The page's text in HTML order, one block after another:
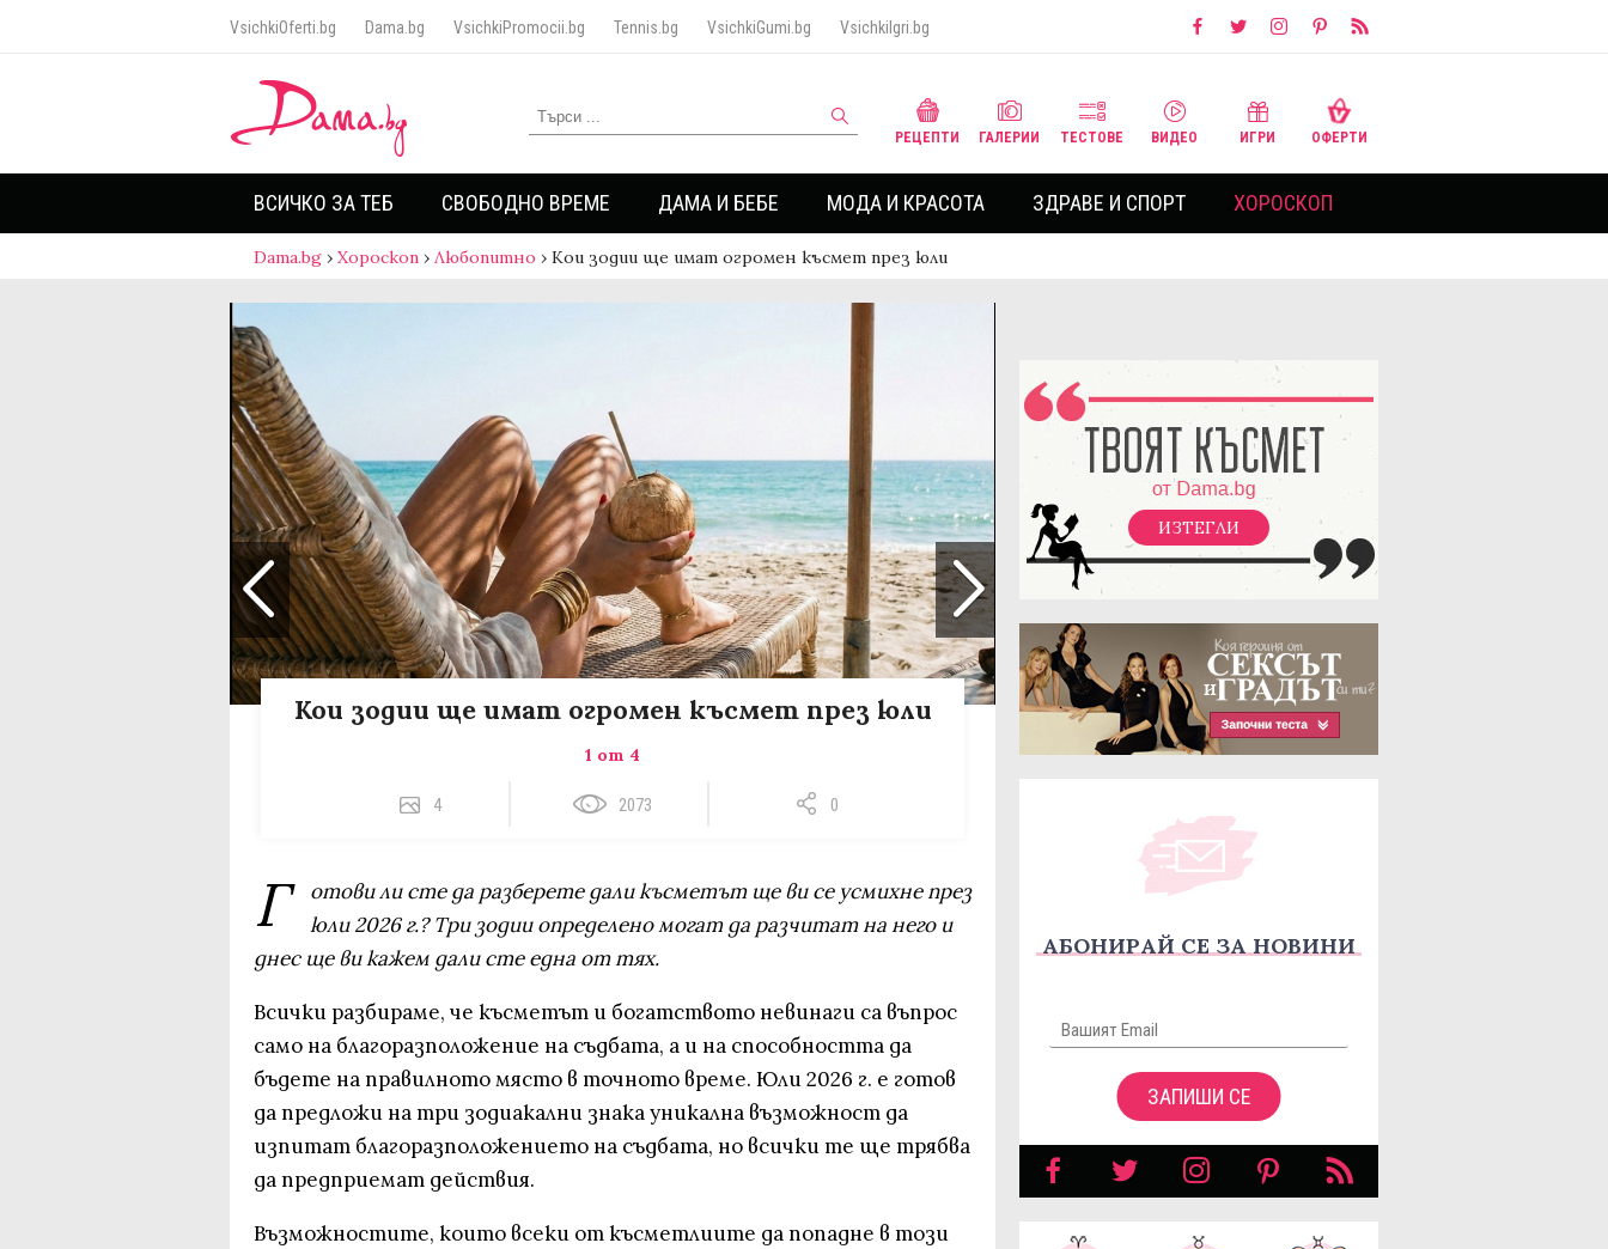
VsichkiOferti.bg Dama.bg VsichkiPromocii.bg Tennis.bg VsichkiGumi.bg VsichkiIgri.bg
РЕЦЕПТИ ГАЛЕРИИ ТЕСТОВЕ ВИДЕО ИГРИ ОФЕРТИ
ВСИЧКО ЗА ТЕБ СВОБОДНО ВРЕМЕ ДАМА И БЕБЕ МОДА И КРАСОТА ЗДРАВЕ И СПОРТ ХОРОСКОП
Dama.bg › Хороскоп › Любопитно › Кои зодии ще имат огромен късмет през юли
Кои зодии ще имат огромен късмет през юли
1 от 4
4 2073 0
Г
отови ли сте да разберете дали късметът ще ви се усмихне през
юли 2026 г.? Три зодии определено могат да разчитат на него и
днес ще ви кажем дали сте една от тях.
Всички разбираме, че късметът и богатството невинаги са въпрос
само на благоразположение на съдбата, а и на способността да
бъдете на правилното място в точното време. Юли 2026 г. е готов
да предложи на три зодиакални знака уникална възможност да
изпитат благоразположението на съдбата, но всички те ще трябва
да предприемат действия.
Възможностите, които всеки от късметлиите да попадне в този
ИЗТЕГЛИ
АБОНИРАЙ СЕ ЗА НОВИНИ
ЗАПИШИ СЕ